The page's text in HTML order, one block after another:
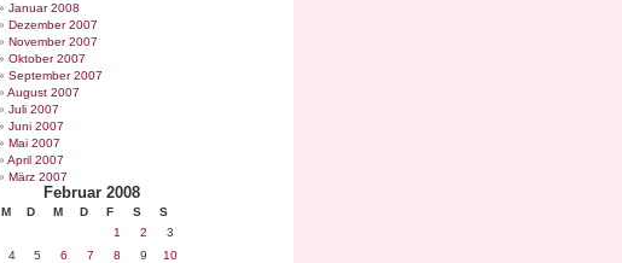
Januar 2008
Dezember 2007
November 2007
Oktober 2007
September 2007
August 2007
Juli 2007
Juni 2007
Mai 2007
April 2007
März 2007
Februar 2008
M D M D F S S
1 2
3
4
5 6 7 8 9
10